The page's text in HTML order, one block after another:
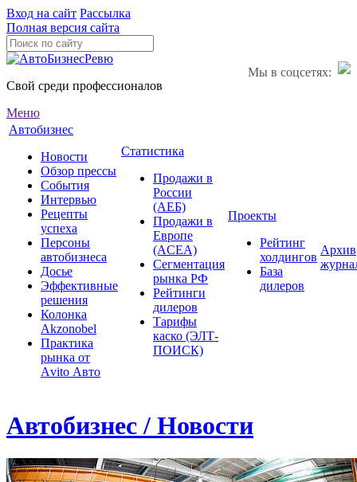
Вход на сайт Рассылка
Полная версия сайта
Мы в соцсетях:
Свой среди профессионалов
Меню
Автобизнес
Новости
Обзор прессы
События
Интервью
Рецепты
успеха
Персоны
автобизнеса
Досье
Эффективные
решения
Колонка
Akzonobel
Практика
рынка от
Аvito Авто
Статистика
Продажи в
России
(АЕБ)
Продажи в
Европе
(ACEA)
Сегментация
рынка РФ
Рейтинги
дилеров
Тарифы
каско (ЭЛТ-
ПОИСК)
Проекты
Рейтинг
холдингов
База
дилеров
Архив
Автобизнес / Новости